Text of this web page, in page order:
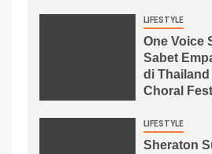
LIFESTYLE
One Voice
Sabet
di Thailand
Choral
LIFESTYLE
Sheraton